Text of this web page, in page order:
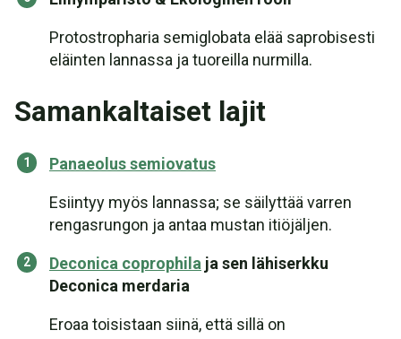
Protostropharia semiglobata elää saprobisesti
eläinten lannassa ja tuoreilla nurmilla.
Samankaltaiset lajit
Panaeolus semiovatus
Esiintyy myös lannassa; se säilyttää varren
rengasrungon ja antaa mustan itiöjäljen.
Deconica coprophila ja sen lähiserkku
Deconica merdaria
Eroaa toisistaan siinä, että sillä on